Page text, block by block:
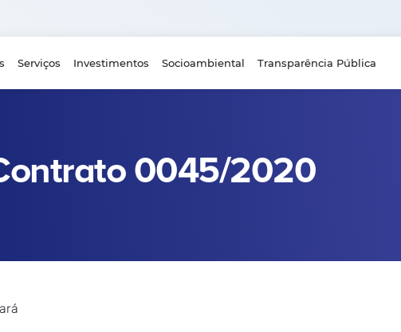
Serviços Investimentos Socioambiental Transparência Pública
0045/2020